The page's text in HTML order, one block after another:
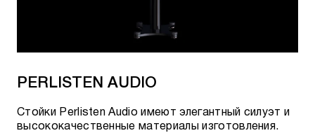
PERLISTEN AUDIO
Стойки Perlisten Audio имеют элегантный силуэт и
высококачественные материалы изготовления.